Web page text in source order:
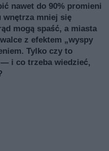
nawet do 90% promieni
wnętrza mniej się
mogą spaść, a miasta
z efektem „wyspy
Tylko czy to
— i co trzeba wiedzieć,